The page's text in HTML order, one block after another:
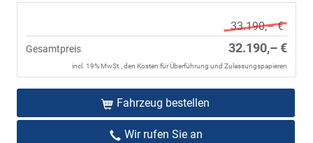
33.190,– €
Gesamtpreis 32.190,– €
incl. 19% MwSt., den Kosten für Überführung und Zulassungspapieren
Fahrzeug bestellen
Wir rufen Sie an